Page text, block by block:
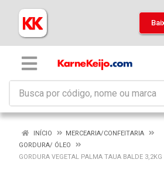
INÍCIO
MERCEARIA/CONFEITARIA
GORDURA/ ÓLEO
GORDURA VEGETAL PALMA TAUA BALDE 3,2KG